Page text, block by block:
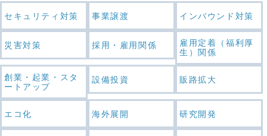
セキュリティ対策 事業譲渡 インバウンド対策
災害対策 採用・雇用関係
雇用定着（福利厚
生）関係
創業・起業・スタ
ートアップ
設備投資 販路拡大
エコ化 海外展開 研究開発